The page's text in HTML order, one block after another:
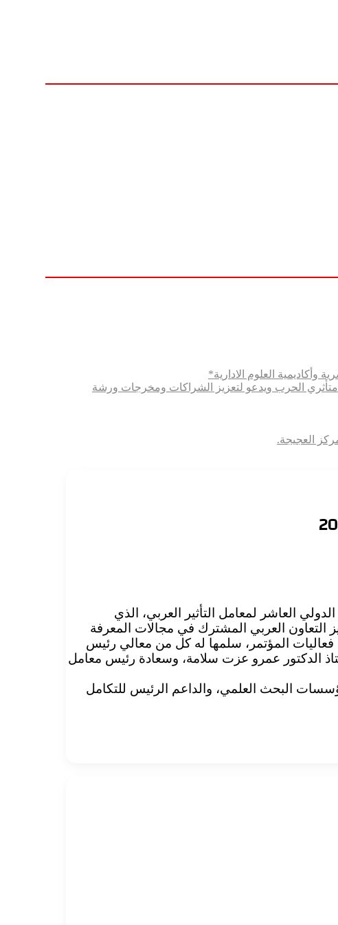
وأكاديمية العلوم الادارية*
متأثري الحرب ويدعو لتعزيز الشراكات ومخرجات ورشة
العجيجة.
المتميزة لعام 2025، وذلك على هامش المؤتمر الدولي العاشر لمعامل التأثير العربي، الذي
التعاون العربي المشترك في مجالات المعرفة
فعاليات المؤتمر، سلمها له كل من معالي رئيس
الدكتور عمرو عزت سلامة، وسعادة رئيس معامل
البحث العلمي، والداعم الرئيس للتكامل